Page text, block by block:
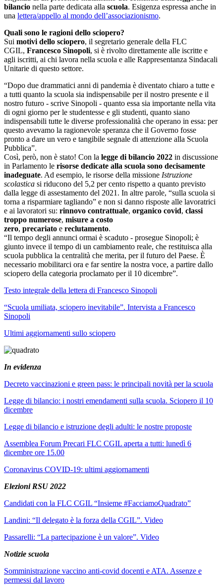
bilancio nella parte dedicata alla scuola. Esigenza espressa anche in
una lettera/appello al mondo dell’associazionismo.
Quali sono le ragioni dello sciopero?
Sui motivi dello sciopero, il segretario generale della FLC
CGIL, Francesco Sinopoli, si è rivolto direttamente alle iscritte e
agli iscritti, ai chi lavora nella scuola e alle Rappresentanza Sindacali
Unitarie di questo settore.
“Dopo due drammatici anni di pandemia è diventato chiaro a tutte e
a tutti quanto la scuola sia indispensabile per il nostro presente e il
nostro futuro - scrive Sinopoli - quanto essa sia importante nella vita
di ogni giorno per le studentesse e gli studenti, quanto siano
indispensabili tutte le diverse professionalità che operano in essa: per
questo avevamo la ragionevole speranza che il Governo fosse
pronto a dare un vero e tangibile segnale di attenzione alla Scuola
Pubblica”.
Così, però, non è stato! Con la legge di bilancio 2022 in discussione
in Parlamento le risorse dedicate alla scuola sono decisamente
inadeguate. Ad esempio, le risorse della missione Istruzione
scolastica si riducono del 5,2 per cento rispetto a quanto previsto
dalla legge di assestamento del 2021. In altre parole, “sulla scuola si
torna a risparmiare tagliando” e non si danno risposte alle lavoratrici
e ai lavoratori su: rinnovo contrattuale, organico covid, classi
troppo numerose, misure a costo
zero, precariato e reclutamento.
“Il tempo degli annunci ormai è scaduto - prosegue Sinopoli; è
giunto invece il tempo di un cambiamento reale, che restituisca alla
scuola pubblica la centralità che merita, per il futuro del Paese. È
necessario mobilitarci ora e far sentire la nostra voce, a partire dallo
sciopero della categoria proclamato per il 10 dicembre”.
Testo integrale della lettera di Francesco Sinopoli
“Scuola umiliata, sciopero inevitabile”. Intervista a Francesco
Sinopoli
Ultimi aggiornamenti sullo sciopero
In evidenza
Decreto vaccinazioni e green pass: le principali novità per la scuola
Legge di bilancio: i nostri emendamenti sulla scuola. Sciopero il 10
dicembre
Legge di bilancio e istruzione degli adulti: le nostre proposte
Assemblea Forum Precari FLC CGIL aperta a tutti: lunedì 6
dicembre ore 15.00
Coronavirus COVID-19: ultimi aggiornamenti
Elezioni RSU 2022
Candidati con la FLC CGIL “Insieme #FacciamoQuadrato”
Landini: “Il delegato è la forza della CGIL”. Video
Passarelli: “La partecipazione è un valore”. Video
Notizie scuola
Somministrazione vaccino anti-covid docenti e ATA. Assenze e
permessi dal lavoro